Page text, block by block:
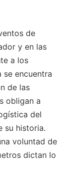
de
y en las
a los
encuentra
de las
obligan a
del
su historia.
voluntad de
dictan lo